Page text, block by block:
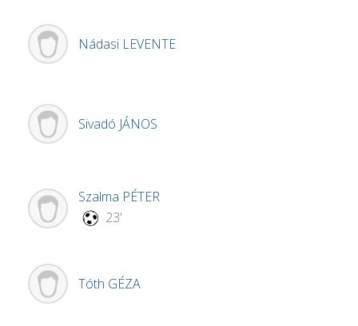
Nádasi LEVENTE
Sivadó JÁNOS
Szalma PÉTER
23'
Tóth GÉZA